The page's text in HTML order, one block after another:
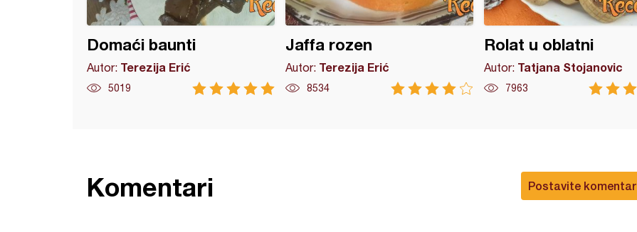
Domaći baunti
Autor: Terezija Erić
5019
Jaffa rozen
Autor: Terezija Erić
8534
Rolat u oblatni
Autor: Tatjana Stojanovic
7963
Postavite komentar
Komentari